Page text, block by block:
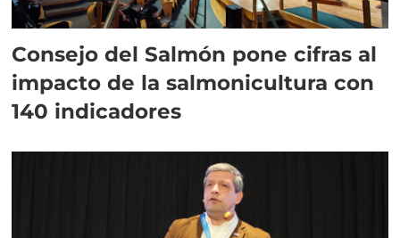
Consejo del Salmón pone cifras al
impacto de la salmonicultura con
140 indicadores